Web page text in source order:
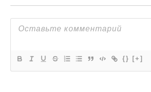
{} [+]